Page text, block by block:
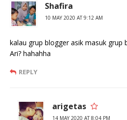
Shafira
10 MAY 2020 AT 9:12 AM
kalau grup blogger asik masuk grup
Ari? hahahha
REPLY
arigetas
14 MAY 2020 AT 8:04 PM